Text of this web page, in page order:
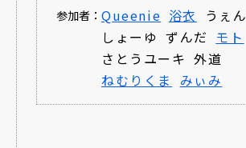
参加者： Queenie 浴衣 うぇん
しょーゆ ずんだ モト
さとうユーキ 外道
ねむりくま
みぃみ